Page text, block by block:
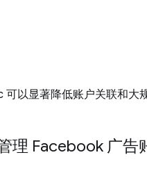
以显著降低账户关联和大
理 Facebook 广告